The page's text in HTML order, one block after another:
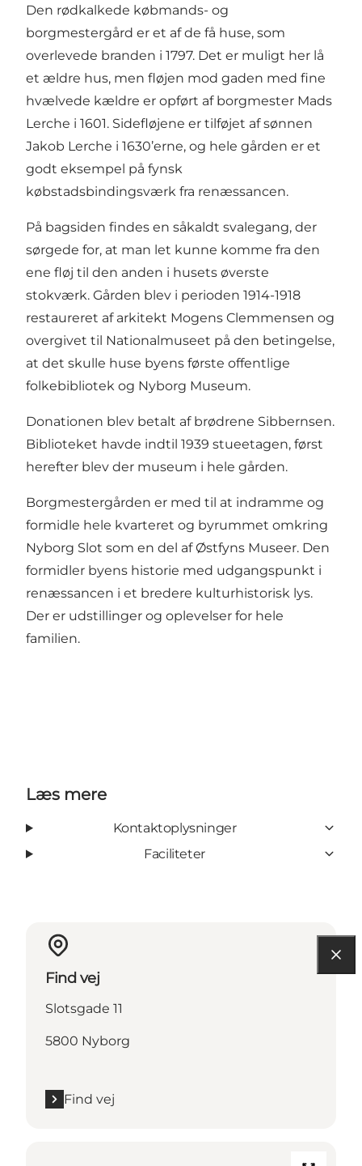
Den rødkalkede købmands- og
borgmestergård er et af de få huse, som
overlevede branden i 1797. Det er muligt her lå
et ældre hus, men fløjen mod gaden med fine
hvælvede kældre er opført af borgmester Mads
Lerche i 1601. Sidefløjene er tilføjet af sønnen
Jakob Lerche i 1630’erne, og hele gården er et
godt eksempel på fynsk
købstadsbindingsværk fra renæssancen.
På bagsiden findes en såkaldt svalegang, der
sørgede for, at man let kunne komme fra den
ene fløj til den anden i husets øverste
stokværk. Gården blev i perioden 1914-1918
restaureret af arkitekt Mogens Clemmensen og
overgivet til Nationalmuseet på den betingelse,
at det skulle huse byens første offentlige
folkebibliotek og Nyborg Museum.
Donationen blev betalt af brødrene Sibbernsen.
Biblioteket havde indtil 1939 stueetagen, først
herefter blev der museum i hele gården.
Borgmestergården er med til at indramme og
formidle hele kvarteret og byrummet omkring
Nyborg Slot som en del af Østfyns Museer. Den
formidler byens historie med udgangspunkt i
renæssancen i et bredere kulturhistorisk lys.
Der er udstillinger og oplevelser for hele
familien.
Læs mere
Kontaktoplysninger
Faciliteter
Find vej
Slotsgade 11
5800 Nyborg
Find vej